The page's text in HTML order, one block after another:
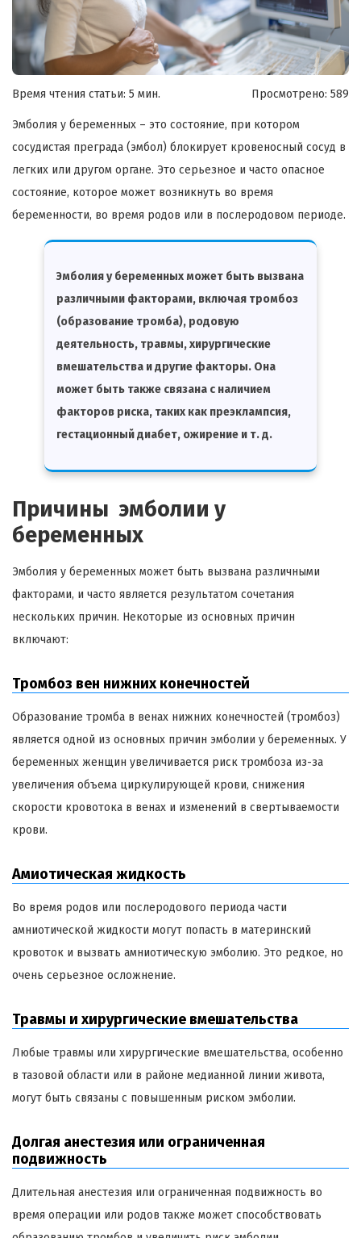
Время чтения статьи: 5 мин. Просмотрено: 589
Эмболия у беременных – это состояние, при котором
сосудистая преграда (эмбол) блокирует кровеносный сосуд в
легких или другом органе. Это серьезное и часто опасное
состояние, которое может возникнуть во время
беременности, во время родов или в послеродовом периоде.
Эмболия у беременных может быть вызвана
различными факторами, включая тромбоз
(образование тромба), родовую
деятельность, травмы, хирургические
вмешательства и другие факторы. Она
может быть также связана с наличием
факторов риска, таких как преэклампсия,
гестационный диабет, ожирение и т. д.
Причины эмболии у
беременных
Эмболия у беременных может быть вызвана различными
факторами, и часто является результатом сочетания
нескольких причин. Некоторые из основных причин
включают:
Тромбоз вен нижних конечностей
Образование тромба в венах нижних конечностей (тромбоз)
является одной из основных причин эмболии у беременных. У
беременных женщин увеличивается риск тромбоза из-за
увеличения объема циркулирующей крови, снижения
скорости кровотока в венах и изменений в свертываемости
крови.
Амиотическая жидкость
Во время родов или послеродового периода части
амниотической жидкости могут попасть в материнский
кровоток и вызвать амниотическую эмболию. Это редкое, но
очень серьезное осложнение.
Травмы и хирургические вмешательства
Любые травмы или хирургические вмешательства, особенно
в тазовой области или в районе медианной линии живота,
могут быть связаны с повышенным риском эмболии.
Долгая анестезия или ограниченная
подвижность
Длительная анестезия или ограниченная подвижность во
время операции или родов также может способствовать